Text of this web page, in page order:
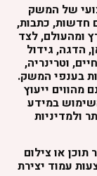
של המשק
חדשות, כתבות,
ומהעולם, לצד
הדגה, גידול
וטרינריה,
בענפי המשק.
מהווים ייעוץ
במידע
ולמדיניות
תוכן או צילום
עמוד יצירת